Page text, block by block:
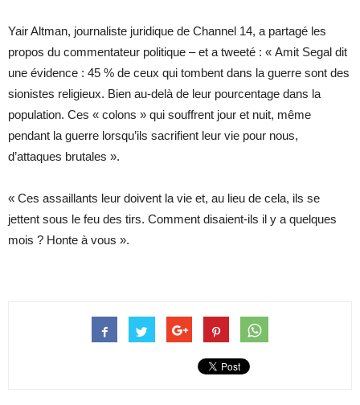
Yair Altman, journaliste juridique de Channel 14, a partagé les
propos du commentateur politique – et a tweeté : « Amit Segal dit
une évidence : 45 % de ceux qui tombent dans la guerre sont des
sionistes religieux. Bien au-delà de leur pourcentage dans la
population. Ces « colons » qui souffrent jour et nuit, même
pendant la guerre lorsqu’ils sacrifient leur vie pour nous,
d’attaques brutales ».
« Ces assaillants leur doivent la vie et, au lieu de cela, ils se
jettent sous le feu des tirs. Comment disaient-ils il y a quelques
mois ? Honte à vous ».